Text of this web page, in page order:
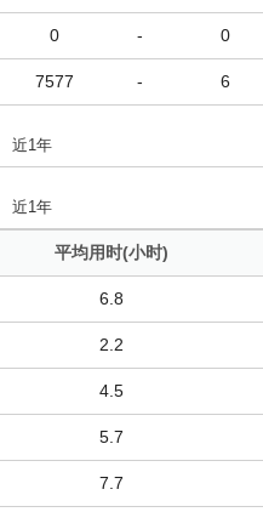
0 - 0
7577 - 6
近1年
近1年
平均用时(小时)
6.8
2.2
4.5
5.7
7.7